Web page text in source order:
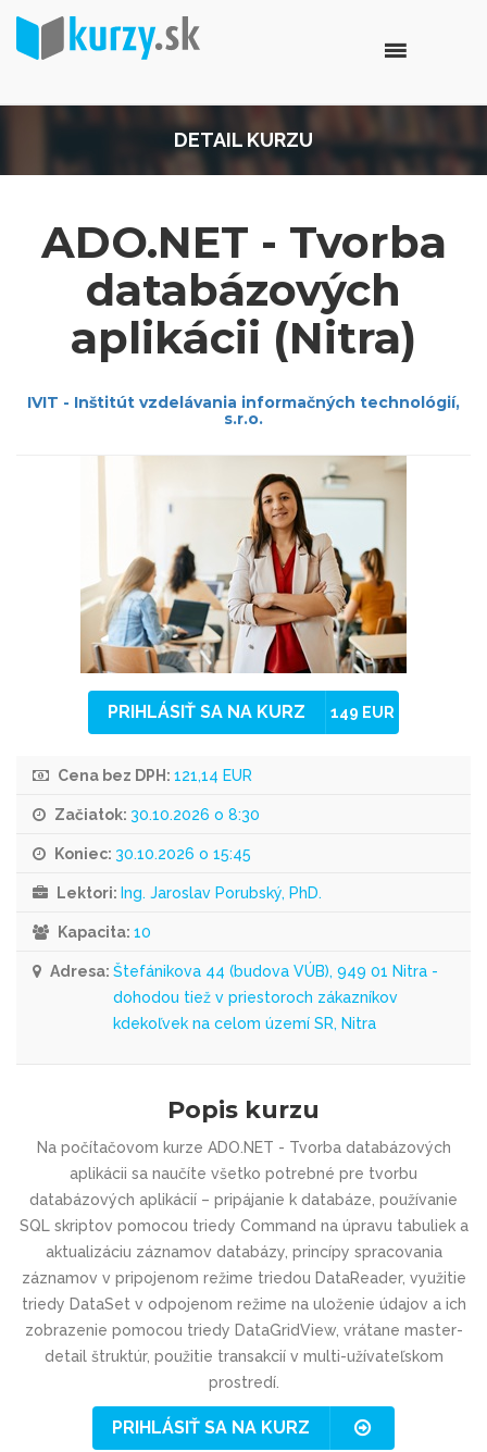
DETAIL KURZU
ADO.NET - Tvorba
databázových
aplikácii (Nitra)
IVIT - Inštitút vzdelávania informačných technológií,
s.r.o.
PRIHLÁSIŤ SA NA KURZ 149 EUR
Cena bez DPH: 121,14 EUR
Začiatok: 30.10.2026 o 8:30
Koniec: 30.10.2026 o 15:45
Lektori: Ing. Jaroslav Porubský, PhD.
Kapacita: 10
Adresa: Štefánikova 44 (budova VÚB), 949 01 Nitra -
dohodou tiež v priestoroch zákazníkov
kdekoľvek na celom území SR, Nitra
Popis kurzu
Na počítačovom kurze ADO.NET - Tvorba databázových
aplikácii sa naučíte všetko potrebné pre tvorbu
databázových aplikácií – pripájanie k databáze, používanie
SQL skriptov pomocou triedy Command na úpravu tabuliek a
aktualizáciu záznamov databázy, princípy spracovania
záznamov v pripojenom režime triedou DataReader, využitie
triedy DataSet v odpojenom režime na uloženie údajov a ich
zobrazenie pomocou triedy DataGridView, vrátane master-
detail štruktúr, použitie transakcií v multi-užívateľskom
prostredí.
PRIHLÁSIŤ SA NA KURZ